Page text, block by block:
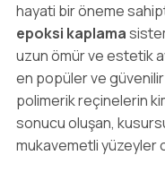
hayati bir öneme
epoksi kaplama
uzun ömür ve estetik
en popüler ve
polimerik reçinelerin
sonucu oluşan,
mukavemetli yüzeyler